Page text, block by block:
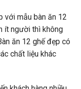
với mẫu bàn ăn 12
ít người thì không
ăn 12 ghế đẹp có
chất liệu khác